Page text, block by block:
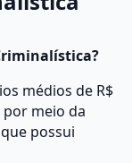
médios de R$
por meio da
possui